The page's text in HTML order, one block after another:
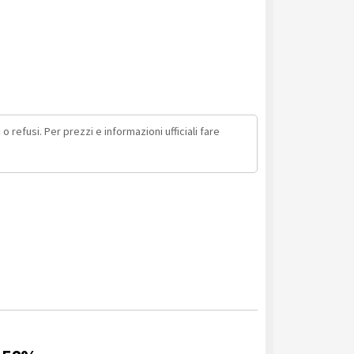
refusi. Per prezzi e informazioni ufficiali fare